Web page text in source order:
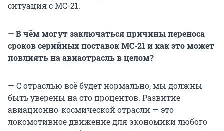
ситуация с МС-21.
— В чём могут заключаться причины переноса
сроков серийных поставок МС-21 и как это может
повлиять на авиаотрасль в целом?
— С отраслью всё будет нормально, мы должны
быть уверены на сто процентов. Развитие
авиационно-космической отрасли — это
локомотивное движение для экономики любого